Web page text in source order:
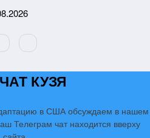
КУЗЯ
в США обсуждаем в нашем
Телеграм чат находится вверху